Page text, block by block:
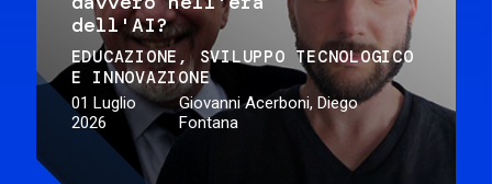
dell'AI?
EDUCAZIONE
SVILUPPO TECNOLOGICO
E INNOVAZIONE
01 Luglio
2026
Giovanni Acerboni, Diego
Fontana